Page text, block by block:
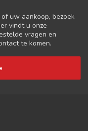
uw aankoop, bezoek
vindt u onze
vragen en
te komen.